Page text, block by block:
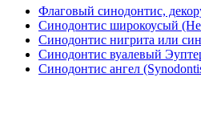
Флаговый синодонтис,
Синодонтис широкоусый
Синодонтис нигрита или
Синодонтис вуалевый
Синодонтис ангел